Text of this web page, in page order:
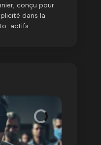
conçu pour
dans la
actifs.